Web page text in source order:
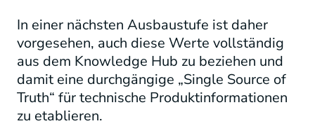
In einer nächsten Ausbaustufe ist daher
vorgesehen, auch diese Werte vollständig
aus dem Knowledge Hub zu beziehen und
damit eine durchgängige „Single Source of
Truth“ für technische Produktinformationen
zu etablieren.